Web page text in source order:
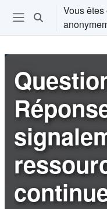
Passer au contenu
Ouvrir le menu de
Activer/
Vous